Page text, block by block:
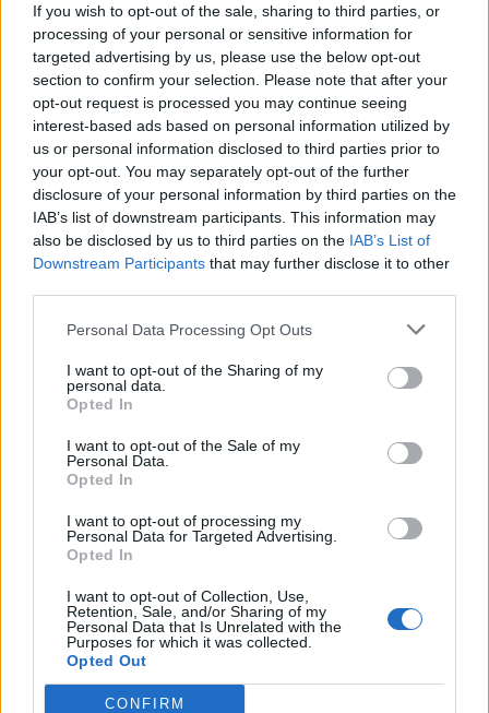
If you wish to opt-out of the sale, sharing to third parties, or
processing of your personal or sensitive information for
targeted advertising by us, please use the below opt-out
section to confirm your selection. Please note that after your
opt-out request is processed you may continue seeing
interest-based ads based on personal information utilized by
us or personal information disclosed to third parties prior to
your opt-out. You may separately opt-out of the further
disclosure of your personal information by third parties on the
IAB’s list of downstream participants. This information may
also be disclosed by us to third parties on the IAB’s List of
Downstream Participants that may further disclose it to other
Personal Data Processing Opt Outs
I want to opt-out of the Sharing of my
personal data.
Opted In
I want to opt-out of the Sale of my
Personal Data.
Opted In
I want to opt-out of processing my
Personal Data for Targeted Advertising.
Opted In
I want to opt-out of Collection, Use,
Retention, Sale, and/or Sharing of my
Personal Data that Is Unrelated with the
Purposes for which it was collected.
Opted Out
CONFIRM